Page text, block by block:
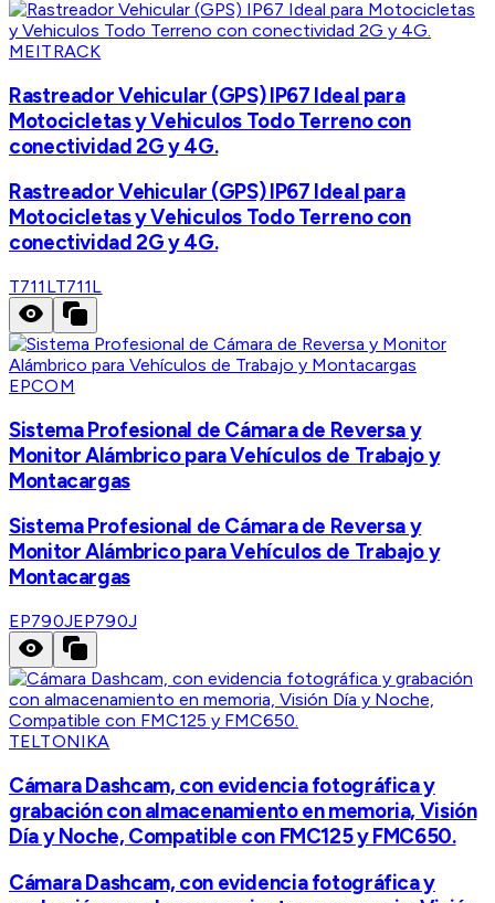
MEITRACK
Rastreador Vehicular (GPS) IP67 Ideal para
Motocicletas y Vehiculos Todo Terreno con
conectividad 2G y 4G.
Rastreador Vehicular (GPS) IP67 Ideal para
Motocicletas y Vehiculos Todo Terreno con
conectividad 2G y 4G.
T711LT711L
EPCOM
Sistema Profesional de Cámara de Reversa y
Monitor Alámbrico para Vehículos de Trabajo y
Montacargas
Sistema Profesional de Cámara de Reversa y
Monitor Alámbrico para Vehículos de Trabajo y
Montacargas
EP790JEP790J
TELTONIKA
Cámara Dashcam, con evidencia fotográfica y
grabación con almacenamiento en memoria, Visión
Día y Noche, Compatible con FMC125 y FMC650.
Cámara Dashcam, con evidencia fotográfica y